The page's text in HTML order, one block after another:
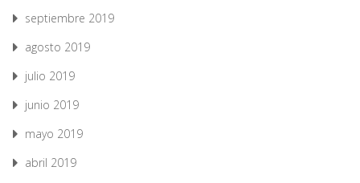
septiembre 2019
agosto 2019
julio 2019
junio 2019
mayo 2019
abril 2019